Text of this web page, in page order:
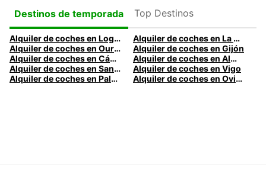
Destinos de temporada
Top Destinos
Alquiler de coches en Logroño
Alquiler de coches en La Coruña
Alquiler de coches en Ourense
Alquiler de coches en Gijón
Alquiler de coches en Cádiz
Alquiler de coches en Almería
Alquiler de coches en Santander
Alquiler de coches en Vigo
Alquiler de coches en Palma
Alquiler de coches en Oviedo